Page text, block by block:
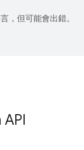
，但可能會出錯。